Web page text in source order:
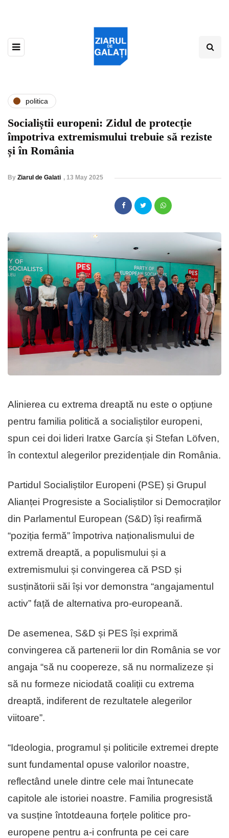
politica
Socialiștii europeni: Zidul de protecție
împotriva extremismului trebuie să reziste
și în România
By Ziarul de Galati , 13 May 2025
Alinierea cu extrema dreaptă nu este o opțiune
pentru familia politică a socialiștilor europeni,
spun cei doi lideri Iratxe García și Stefan Löfven,
în contextul alegerilor prezidențiale din România.
Partidul Socialiștilor Europeni (PSE) și Grupul
Alianței Progresiste a Socialiștilor si Democraților
din Parlamentul European (S&D) își reafirmă
“poziția fermă” împotriva naționalismului de
extremă dreaptă, a populismului și a
extremismului și convingerea că PSD și
susținătorii săi își vor demonstra “angajamentul
activ” față de alternativa pro-europeană.
De asemenea, S&D și PES își exprimă
convingerea că partenerii lor din România se vor
angaja “să nu coopereze, să nu normalizeze și
să nu formeze niciodată coaliții cu extrema
dreaptă, indiferent de rezultatele alegerilor
viitoare”.
“Ideologia, programul și politicile extremei drepte
sunt fundamental opuse valorilor noastre,
reflectând unele dintre cele mai întunecate
capitole ale istoriei noastre. Familia progresistă
va susține întotdeauna forțele politice pro-
europene pentru a-i confrunta pe cei care